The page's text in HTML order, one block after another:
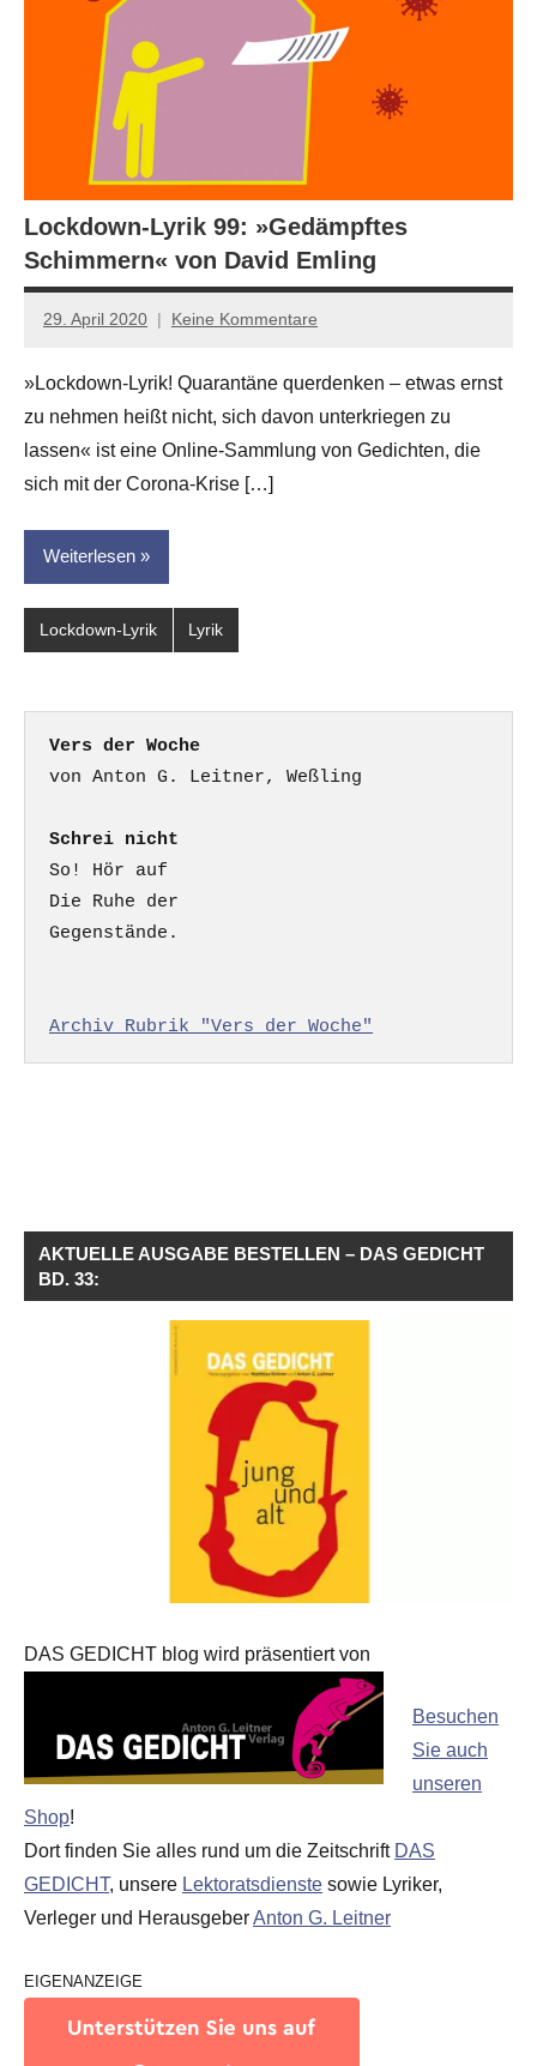
Lockdown-Lyrik 99: »Gedämpftes
Schimmern« von David Emling
29. April 2020
Anton
Leitner
Keine Kommentare
»Lockdown-Lyrik! Quarantäne querdenken – etwas ernst
zu nehmen heißt nicht, sich davon unterkriegen zu
lassen« ist eine Online-Sammlung von Gedichten, die
sich mit der Corona-Krise […]
Weiterlesen
Lockdown-Lyrik Lyrik
Vers der Woche
Schrei nicht
So! Hör auf
Die Ruhe der
Gegenstände.
Archiv Rubrik "Vers der Woche"
AKTUELLE AUSGABE BESTELLEN – DAS GEDICHT
BD. 33:
DAS GEDICHT blog wird präsentiert von
Besuchen
Sie auch
unseren
Shop!
Dort finden Sie alles rund um die Zeitschrift DAS
GEDICHT, unsere Lektoratsdienste sowie Lyriker,
Verleger und HerausgeberAnton G. Leitner
EIGENANZEIGE